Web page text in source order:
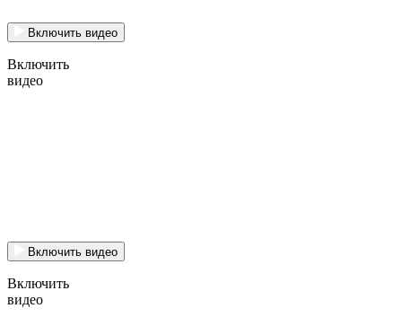
Включить видео
Включить
видео
Включить видео
Включить
видео